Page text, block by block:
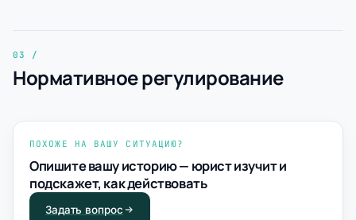
Нормативное регулирование
ПОХОЖЕ НА ВАШУ СИТУАЦИЮ?
Опишите вашу историю — юрист изучит и
подскажет, как действовать
Задать вопрос